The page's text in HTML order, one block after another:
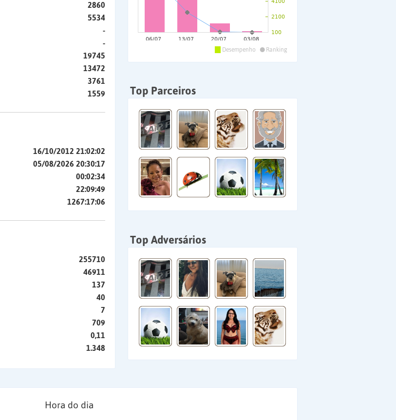
2860
5534
-
-
19745
13472
3761
1559
16/10/2012 21:02:02
05/08/2026 20:30:17
00:02:34
22:09:49
1267:17:06
255710
46911
137
40
7
709
0,11
1.348
Desempenho •
Ranking
Top Parceiros
Top Adversários
Hora do dia